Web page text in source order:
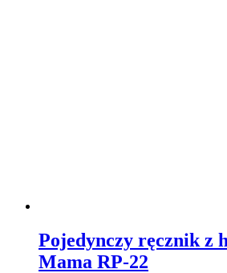
Pojedynczy ręcznik z
Mama RP-22